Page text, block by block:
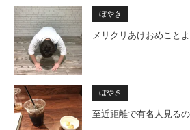
ぼやき
メリクリあけおめこと
ぼやき
至近距離で有名人見るの